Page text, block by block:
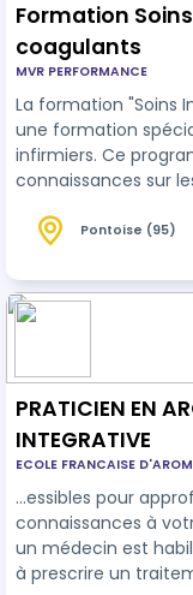
Formation
coagulants
MVR PERFORMANCE
La formation "Soins
une formation
infirmiers. Ce
connaissances sur
traitement des
d'anticoagulants,
indications
Pontoise (95)
PRATICIEN EN
INTEGRATIVE
ECOLE FRANCAISE
…essibles pour
connaissances à votre rythme.
un médecin est
à prescrire un traitement.